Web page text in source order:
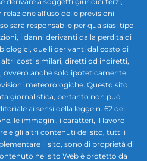
all'uso delle previsioni
sarà responsabile per qualsiasi tipo
i danni derivanti dalla perdita di
quelli derivanti dal costo di
costi similari, diretti od indiretti,
ovvero anche solo ipoteticamente
meteorologiche. Questo sito
giornalistica, pertanto non può
ai sensi della legge n. 62 del
le immagini, i caratteri, il lavoro
e gli altri contenuti del sito, tutti i
il sito, sono di proprietà di
nel sito Web è protetto da